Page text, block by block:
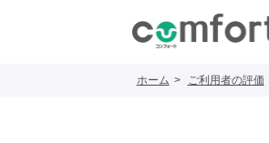
ホーム ご利用者の評価